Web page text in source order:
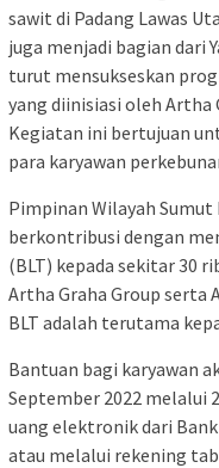
sawit di Padang Lawas
juga menjadi bagian dari
turut mensukseskan
yang diinisiasi oleh Artha
Kegiatan ini bertujuan
para karyawan
Pimpinan Wilayah Sumut
berkontribusi dengan
(BLT) kepada sekitar 30
Artha Graha Group serta
BLT adalah terutama
Bantuan bagi karyawan
September 2022 melalui
uang elektronik dari
atau melalui rekening